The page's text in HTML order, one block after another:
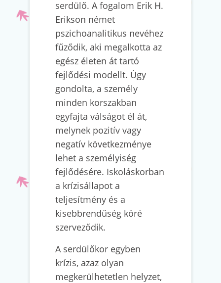
serdülő. A fogalom Erik H.
Erikson német
pszichoanalitikus nevéhez
fűződik, aki megalkotta az
egész életen át tartó
fejlődési modellt. Úgy
gondolta, a személy
minden korszakban
egyfajta válságot él át,
melynek pozitív vagy
negatív következménye
lehet a személyiség
fejlődésére. Iskoláskorban
a krízisállapot a
teljesítmény és a
kisebbrendűség köré
szerveződik.
A serdülőkor egyben
krízis, azaz olyan
megkerülhetetlen helyzet,